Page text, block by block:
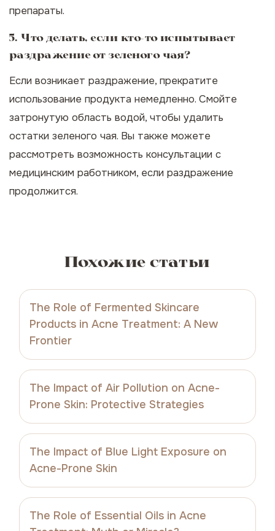
препараты.
5. Что делать, если кто-то испытывает
раздражение от зеленого чая?
Если возникает раздражение, прекратите
использование продукта немедленно. Смойте
затронутую область водой, чтобы удалить
остатки зеленого чая. Вы также можете
рассмотреть возможность консультации с
медицинским работником, если раздражение
продолжится.
Похожие статьи
The Role of Fermented Skincare
Products in Acne Treatment: A New
Frontier
The Impact of Air Pollution on Acne-
Prone Skin: Protective Strategies
The Impact of Blue Light Exposure on
Acne-Prone Skin
The Role of Essential Oils in Acne